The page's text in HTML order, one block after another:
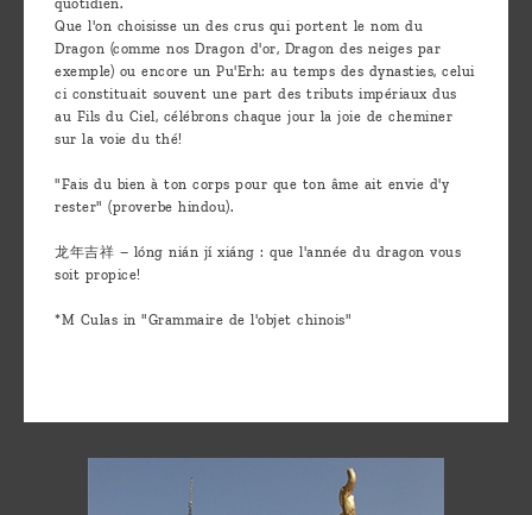
Que l'on choisisse un des crus qui portent le nom du
Dragon (comme nos Dragon d'or, Dragon des neiges par
exemple) ou encore un Pu'Erh: au temps des dynasties, celui
ci constituait souvent une part des tributs impériaux dus
au Fils du Ciel, célébrons chaque jour la joie de cheminer
sur la voie du thé!
"Fais du bien à ton corps pour que ton âme ait envie d'y
rester" (proverbe hindou).
龙年吉祥 – lóng nián jí xiáng : que l'année du dragon vous
soit propice!
*M Culas in "Grammaire de l'objet chinois"